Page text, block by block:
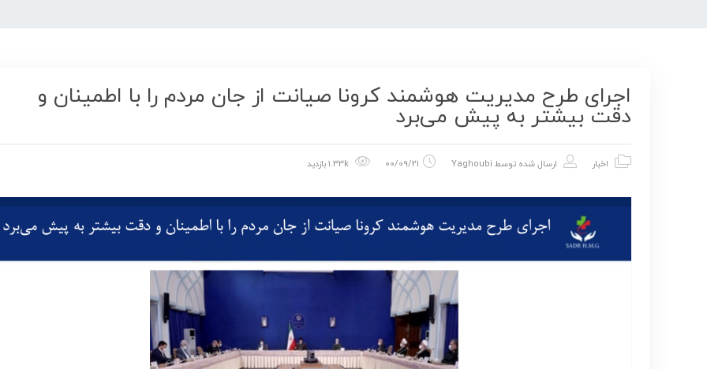
اجرای طرح مدیریت هوشمند کرونا صیانت از جان مردم را با اطمینان و
دقت بیشتر به پیش می‌برد
اخبار ارسال شده توسط Yaghoubi
00/09/21